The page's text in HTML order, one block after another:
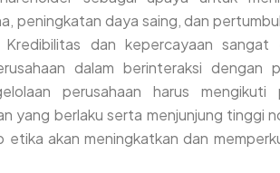
peningkatan daya saing, dan
Kredibilitas dan kepercayaan sangat
dalam berinteraksi dengan
perusahaan harus mengikuti
yang berlaku serta menjunjung tinggi
etika akan meningkatkan dan